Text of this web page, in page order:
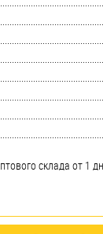
склада от 1